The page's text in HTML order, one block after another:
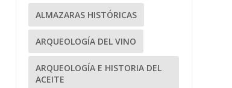
ALMAZARAS HISTÓRICAS
ARQUEOLOGÍA DEL VINO
ARQUEOLOGÍA E HISTORIA DEL
ACEITE